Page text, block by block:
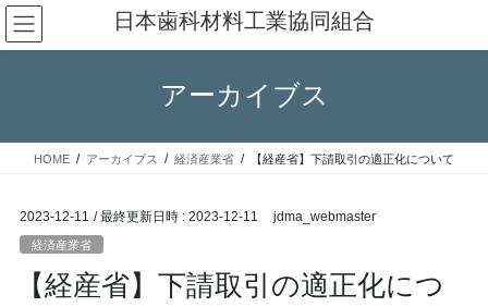
コ
ン
テ
ス
ナ
ビ
ゲ
ン
日本歯科材料工業協同組合
アーカイブス
HOME アーカイブス 経済産業省 【経産省】下請取引の適正化について
2023-12-11 / 最終更新日時 : 2023-12-11 jdma_webmaster
経済産業省
【経産省】下請取引の適正化につ